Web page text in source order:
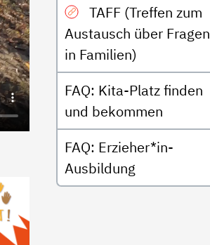
TAFF (Treffen zum
Austausch über Fragen
in Familien)
FAQ: Kita-Platz finden
und bekommen
FAQ: Erzieher*in-
Ausbildung